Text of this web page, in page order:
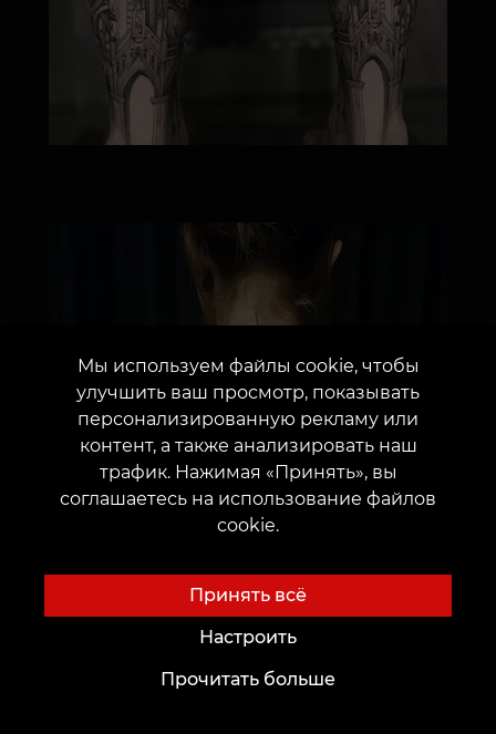
Мы используем файлы cookie, чтобы
улучшить ваш просмотр, показывать
персонализированную рекламу или
контент, а также анализировать наш
трафик. Нажимая «Принять», вы
соглашаетесь на использование файлов
cookie.
Принять всё
Настроить
Прочитать больше